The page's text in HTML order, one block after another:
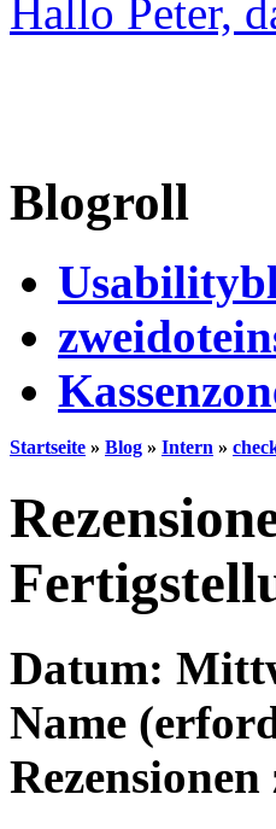
Hallo Peter,
Blogroll
Startseite » Blog » Intern »
Datum:
Name
Rezensionen